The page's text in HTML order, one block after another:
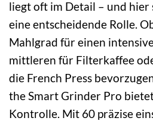
liegt oft im Detail – und
eine entscheidende Rolle.
Mahlgrad für einen
mittleren für Filterkaffee
die French Press
the Smart Grinder Pro
Kontrolle. Mit 60 präzise